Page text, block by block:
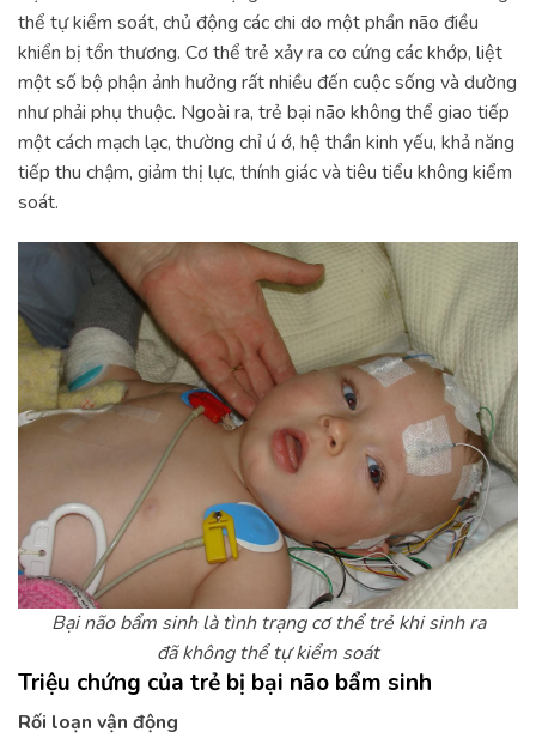
thể tự kiểm soát, chủ động các chi do một phần não điều
khiển bị tổn thương. Cơ thể trẻ xảy ra co cứng các khớp, liệt
một số bộ phận ảnh hưởng rất nhiều đến cuộc sống và dường
như phải phụ thuộc. Ngoài ra, trẻ bại não không thể giao tiếp
một cách mạch lạc, thường chỉ ú ớ, hệ thần kinh yếu, khả năng
tiếp thu chậm, giảm thị lực, thính giác và tiêu tiểu không kiểm
soát.
Bại não bẩm sinh là tình trạng cơ thể trẻ khi sinh ra
đã không thể tự kiểm soát
Triệu chứng của trẻ bị bại não bẩm sinh
Rối loạn vận động